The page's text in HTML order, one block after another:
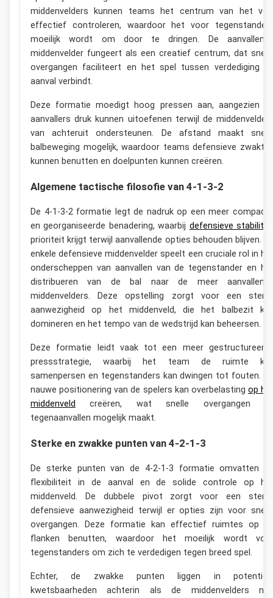
middenvelders kunnen teams het centrum van het
effectief controleren, waardoor het voor
moeilijk wordt om door te dringen. De
middenvelder fungeert als een creatief centrum, dat
overgangen faciliteert en het spel tussen verdediging
aanval verbindt.
Deze formatie moedigt hoog pressen aan, aangezien
aanvallers druk kunnen uitoefenen terwijl de
van achteruit ondersteunen. De afstand maakt
balbeweging mogelijk, waardoor teams defensieve
kunnen benutten en doelpunten kunnen creëren.
Algemene tactische filosofie van 4-1-3-2
De 4-1-3-2 formatie legt de nadruk op een meer
en georganiseerde benadering, waarbij defensieve
prioriteit krijgt terwijl aanvallende opties behouden blijven.
enkele defensieve middenvelder speelt een cruciale rol in
onderscheppen van aanvallen van de tegenstander en
distribueren van de bal naar de meer
middenvelders. Deze opstelling zorgt voor een
aanwezigheid op het middenveld, die het balbezit
domineren en het tempo van de wedstrijd kan beheersen.
Deze formatie leidt vaak tot een meer
pressstrategie, waarbij het team de ruimte
samenpersen en tegenstanders kan dwingen tot fouten.
nauwe positionering van de spelers kan overbelasting op
middenveld
creëren, wat snelle overgangen
tegenaanvallen mogelijk maakt.
Sterke en zwakke punten van 4-2-1-3
De sterke punten van de 4-2-1-3 formatie omvatten
flexibiliteit in de aanval en de solide controle op
middenveld. De dubbele pivot zorgt voor een
defensieve aanwezigheid terwijl er opties zijn voor
overgangen. Deze formatie kan effectief ruimtes op
flanken benutten, waardoor het moeilijk wordt
tegenstanders om zich te verdedigen tegen breed spel.
Echter, de zwakke punten liggen in
kwetsbaarheden achterin als de middenvelders